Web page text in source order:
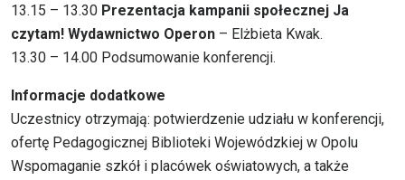
13.15 – 13.30 Prezentacja kampanii społecznej Ja
czytam! Wydawnictwo Operon – Elżbieta Kwak.
13.30 – 14.00 Podsumowanie konferencji.
Informacje dodatkowe
Uczestnicy otrzymają: potwierdzenie udziału w konferencji,
ofertę Pedagogicznej Biblioteki Wojewódzkiej w Opolu
Wspomaganie szkół i placówek oświatowych, a także